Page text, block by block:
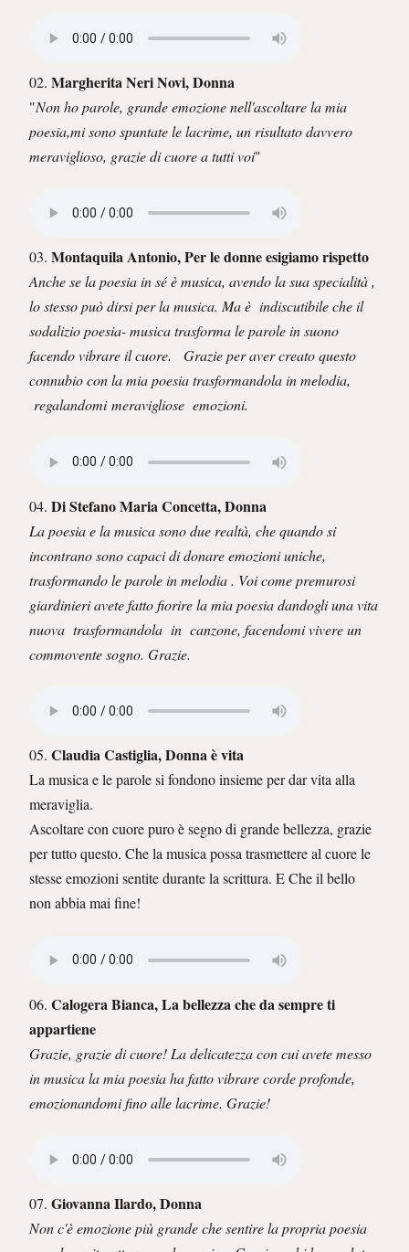
02. Margherita Neri Novi, Donna
"Non ho parole, grande emozione nell'ascoltare la mia
poesia,mi sono spuntate le lacrime, un risultato davvero
meraviglioso, grazie di cuore a tutti voi"
03. Montaquila Antonio, Per le donne esigiamo rispetto
Anche se la poesia in sé è musica, avendo la sua specialità ,
lo stesso può dirsi per la musica. Ma è indiscutibile che il
sodalizio poesia- musica trasforma le parole in suono
facendo vibrare il cuore. Grazie per aver creato questo
connubio con la mia poesia trasformandola in melodia,
regalandomi meravigliose emozioni.
04. Di Stefano Maria Concetta, Donna
La poesia e la musica sono due realtà, che quando si
incontrano sono capaci di donare emozioni uniche,
trasformando le parole in melodia . Voi come premurosi
giardinieri avete fatto fiorire la mia poesia dandogli una vita
nuova trasformandola in canzone, facendomi vivere un
commovente sogno. Grazie.
05. Claudia Castiglia, Donna è vita
La musica e le parole si fondono insieme per dar vita alla
meraviglia.
Ascoltare con cuore puro è segno di grande bellezza, grazie
per tutto questo. Che la musica possa trasmettere al cuore le
stesse emozioni sentite durante la scrittura. E Che il bello
non abbia mai fine!
06. Calogera Bianca, La bellezza che da sempre ti
appartiene
Grazie, grazie di cuore! La delicatezza con cui avete messo
in musica la mia poesia ha fatto vibrare corde profonde,
emozionandomi fino alle lacrime. Grazie!
07. Giovanna Ilardo, Donna
Non c'è emozione più grande che sentire la propria poesia